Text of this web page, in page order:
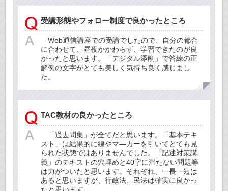
受講形態やフォロー制度で良かったところ
Web通信講座での受講でしたので、自分の都合
に合わせて、昼夜かかわらず、学習できたのが良
かったと思います。「デジタル添削」で答練の正
解例の文字がとても美しく気持ち良く感じまし
た。
TAC教材の良かったところ
「過去問集」が全てだと思います。「基本テキ
スト」は結果的に線やマ―カーを引いてとても見
られた状態ではありませんでした。「記述対策講
義」のテキストの穴埋めと40字に満たない問題等
は力がついたと思います。それぞれ、一長一短は
あると思いますが、行政法、民法は確実に良かっ